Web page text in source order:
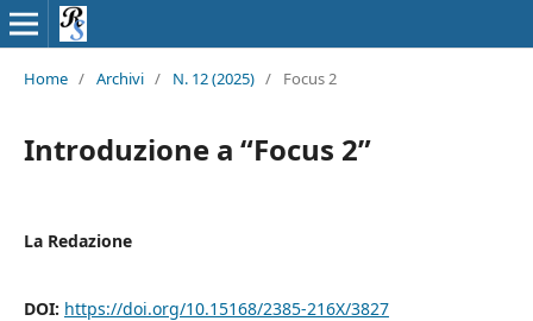
Home / Archivi / N. 12 (2025) / Focus 2
Introduzione a “Focus 2”
La Redazione
DOI: https://doi.org/10.15168/2385-216X/3827